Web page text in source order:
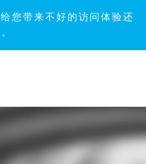
您带来不好的访问体验还